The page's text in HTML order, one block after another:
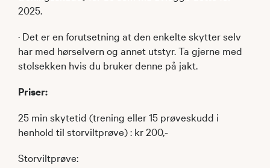
2025.
· Det er en forutsetning at den enkelte skytter selv
har med hørselvern og annet utstyr. Ta gjerne med
stolsekken hvis du bruker denne på jakt.
Priser:
25 min skytetid (trening eller 15 prøveskudd i
henhold til storviltprøve) : kr 200,-
Storviltprøve: